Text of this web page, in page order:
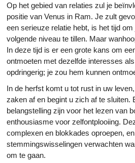
Op het gebied van relaties zul je
positie van Venus in Ram. Je zult
een serieuze relatie hebt, is het tijd
volgende niveau te tillen. Maar
In deze tijd is er een grote kans om
ontmoeten met dezelfde interesses
opdringerig; je zou hem kunnen
In de herfst komt u tot rust in uw
zaken af en begint u zich af te sluiten.
belangstelling zijn voor het lezen van
enthousiasme voor zelfontplooiing.
complexen en blokkades oproepen,
stemmingswisselingen verwachten
om te gaan.